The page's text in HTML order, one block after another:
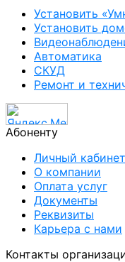
Установить
Установить
Автоматика
СКУД
Ремонт и
Абоненту
Личный кабинет
О компании
Оплата услуг
Документы
Реквизиты
Карьера с нами
Контакты